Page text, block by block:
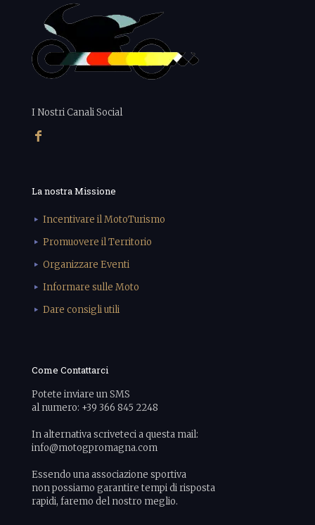
I Nostri Canali Social
La nostra Missione
Incentivare il MotoTurismo
Promuovere il Territorio
Organizzare Eventi
Informare sulle Moto
Dare consigli utili
Come Contattarci
Potete inviare un SMS
al numero: +39 366 845 2248
In alternativa scriveteci a questa mail:
info@motogpromagna.com
Essendo una associazione sportiva
non possiamo garantire tempi di risposta
rapidi, faremo del nostro meglio.